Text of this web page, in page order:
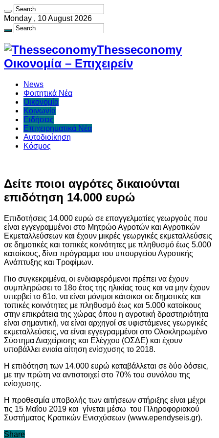
Monday , 10 August 2026
Thesseconomy
Οικονομία – Επιχειρείν
News
Φοιτητικά Νέα
Οικονομία
Κοινωνία
Ειδήσεις
Επιχειρηματικά Νέα
Αυτοδιοίκηση
Κόσμος
Δείτε ποιοι αγρότες δικαιούνται
επιδότηση 14.000 ευρώ
Επιδοτήσεις 14.000 ευρώ σε επαγγελματίες γεωργούς που
είναι εγγεγραμμένοι στο Μητρώο Αγροτών και Αγροτικών
Εκμεταλλεύσεων και έχουν μικρές γεωργικές εκμεταλλεύσεις
σε δημοτικές και τοπικές κοινότητες με πληθυσμό έως 5.000
κατοίκους, δίνει πρόγραμμα του υπουργείου Αγροτικής
Ανάπτυξης και Τροφίμων.
Πιο συγκεκριμένα, οι ενδιαφερόμενοι πρέπει να έχουν
συμπληρώσει το 18ο έτος της ηλικίας τους και να μην έχουν
υπερβεί το 61ο, να είναι μόνιμοι κάτοικοι σε δημοτικές και
τοπικές κοινότητες με πληθυσμό έως και 5.000 κατοίκους
στην επικράτεια της χώρας όπου η αγροτική δραστηριότητα
είναι σημαντική, να είναι αρχηγοί σε υφιστάμενες γεωργικές
εκμεταλλεύσεις, να είναι εγγεγραμμένοι στο Ολοκληρωμένο
Σύστημα Διαχείρισης και Ελέγχου (ΟΣΔΕ) και έχουν
υποβάλλει ενιαία αίτηση ενίσχυσης το 2018.
Η επιδότηση των 14.000 ευρώ καταβάλλεται σε δύο δόσεις,
με την πρώτη να αντιστοιχεί στο 70% του συνόλου της
ενίσχυσης.
Η προθεσμία υποβολής των αιτήσεων στήριξης είναι μέχρι
τις 15 Μαΐου 2019 και γίνεται μέσω του Πληροφοριακού
Συστήματος Κρατικών Ενισχύσεων (www.ependyseis.gr).
Share